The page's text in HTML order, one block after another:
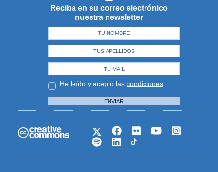
Reciba en su correo electrónico
nuestra newsletter
He leído y acepto las condiciones
ENVIAR